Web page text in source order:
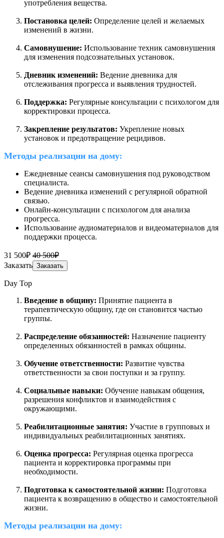
употребления вещества.
Постановка целей: Определение целей и желаемых
изменений в жизни.
Самовнушение: Использование техник самовнушения
для изменения подсознательных установок.
Дневник изменений: Ведение дневника для
отслеживания прогресса и выявления трудностей.
Поддержка: Регулярные консультации с психологом для
корректировки процесса.
Закрепление результатов: Укрепление новых
установок и предотвращение рецидивов.
Методы реализации на дому:
Ежедневные сеансы самовнушения под руководством
специалиста.
Ведение дневника изменений с регулярной обратной
связью.
Онлайн-консультации с психологом для анализа
прогресса.
Использование аудиоматериалов и видеоматериалов для
поддержки процесса.
31 500₽ 40 500₽
Заказать Заказать
Day Top
Введение в общину: Принятие пациента в
терапевтическую общину, где он становится частью
группы.
Распределение обязанностей: Назначение пациенту
определенных обязанностей в рамках общины.
Обучение ответственности: Развитие чувства
ответственности за свои поступки и за группу.
Социальные навыки: Обучение навыкам общения,
разрешения конфликтов и взаимодействия с
окружающими.
Реабилитационные занятия: Участие в групповых и
индивидуальных реабилитационных занятиях.
Оценка прогресса: Регулярная оценка прогресса
пациента и корректировка программы при
необходимости.
Подготовка к самостоятельной жизни: Подготовка
пациента к возвращению в общество и самостоятельной
жизни.
Методы реализации на дому: